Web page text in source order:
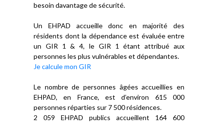
besoin davantage de sécurité.
Un EHPAD accueille donc en majorité des
résidents dont la dépendance est évaluée entre
un GIR 1 & 4, le GIR 1 étant attribué aux
personnes les plus vulnérables et dépendantes.
Je calcule mon GIR
Le nombre de personnes âgées accueillies en
EHPAD, en France, est d’environ 615 000
personnes réparties sur 7 500 résidences.
2 059 EHPAD publics accueillent 164 600